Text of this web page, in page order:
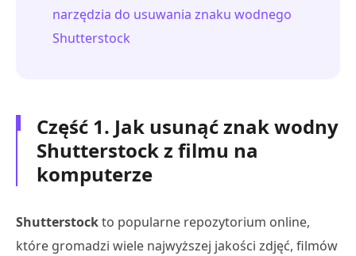
narzędzia do usuwania znaku wodnego
Shutterstock
Część 1. Jak usunąć znak wodny
Shutterstock z filmu na
komputerze
Shutterstockto popularne repozytorium online,
które gromadzi wiele najwyższej jakości zdjęć, filmów